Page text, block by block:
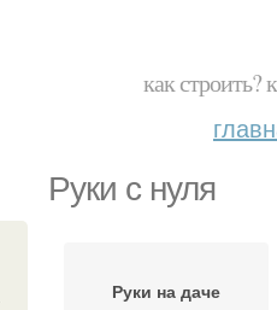
как строить?
Руки с нуля
Руки на даче